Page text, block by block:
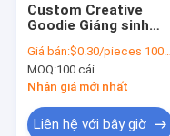
Custom Creative
Goodie Giáng sinh
logo của riêng bạn
cho Xmas Party
trang trí
Giá bán:$0.30/pieces 100-1999 pieces
MOQ:100 cái
Nhận giá mới nhất
Liên hệ với bây giờ